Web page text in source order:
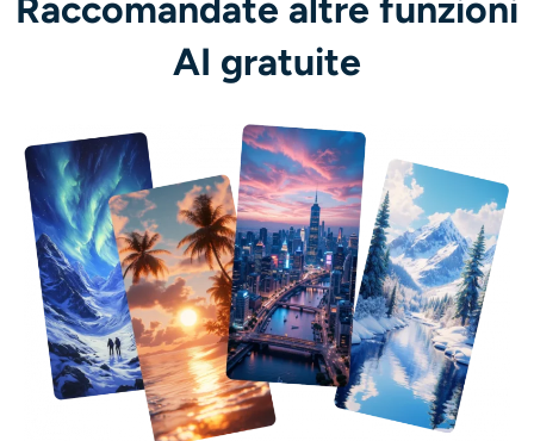
Raccomandate altre funzioni
AI gratuite